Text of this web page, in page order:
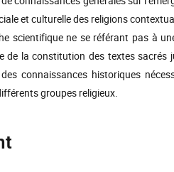
et culturelle des religions
scientifique ne se référant pas à
de la constitution des textes sacrés
connaissances historiques
groupes religieux.